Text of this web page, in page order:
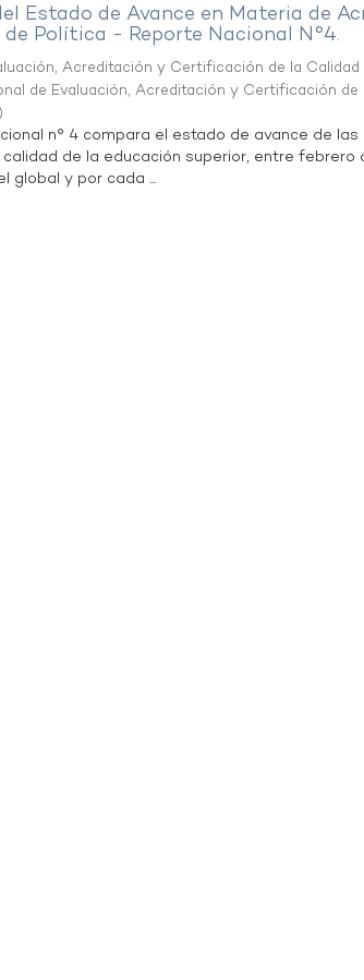
Estado de Avance en Materia de
de Política - Reporte Nacional N°4.
Acreditación y Certificación de la
de Evaluación, Acreditación y Certificación de
)
n° 4 compara el estado de avance de las
de la educación superior, entre febrero
global y por cada ...